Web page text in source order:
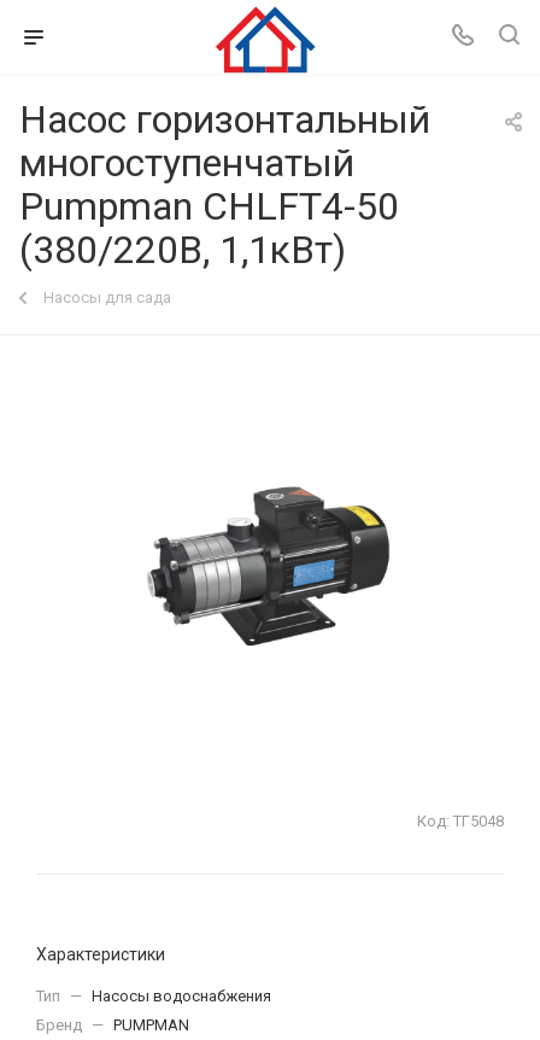
Насос горизонтальный
многоступенчатый
Pumpman CHLFT4-50
(380/220В, 1,1кВт)
Насосы для сада
Код: ТГ5048
Характеристики
Тип — Насосы водоснабжения
Бренд — PUMPMAN